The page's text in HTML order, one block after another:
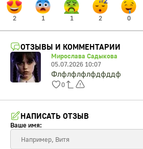
2 1 1 2 0
ОТЗЫВЫ И КОММЕНТАРИИ
Мирослава Садыкова
05.07.2026 10:07
Флфлфлфлфдфддф
0
НАПИСАТЬ ОТЗЫВ
Ваше имя: